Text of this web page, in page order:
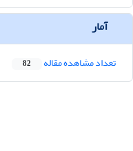
آمار
تعداد مشاهده مقاله 82